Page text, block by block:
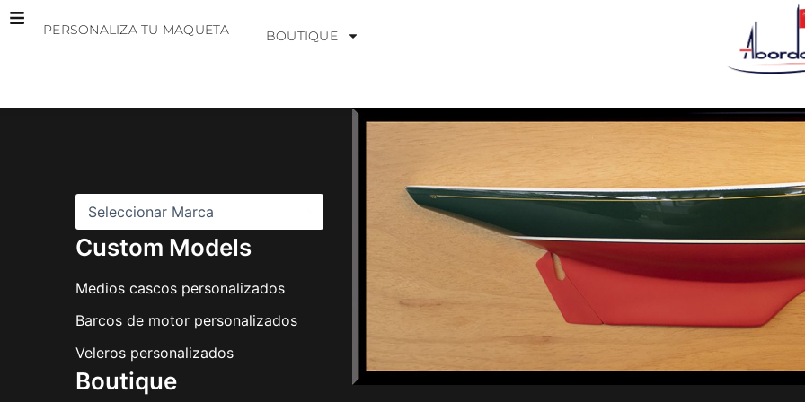
PERSONALIZA TU MAQUETA BOUTIQUE
Custom Models
Medios cascos personalizados
Barcos de motor personalizados
Veleros personalizados
Boutique